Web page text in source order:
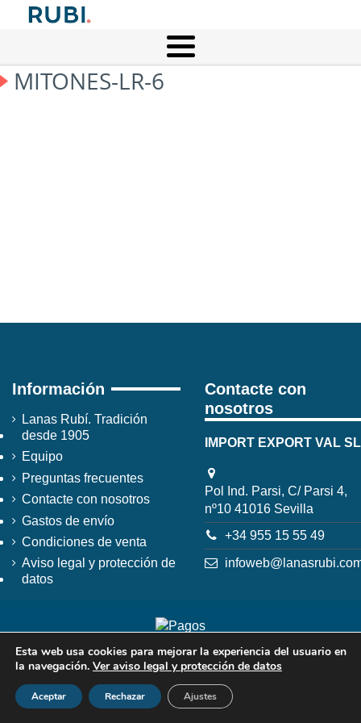
MITONES-LR-6
Información
Lanas Rubí. Tradición
desde 1905
Equipo
Preguntas frecuentes
Contacte con nosotros
Gastos de envío
Condiciones de venta
Aviso legal y protección de
datos
Contacte con
nosotros
IMPORT EXPORT VAL SL
Pol Ind. Parsi, C/ Parsi 4,
nº10 41016 Sevilla
+34 955 15 55 49
Esta web usa cookies para mejorar la experiencia del usuario en
la navegación. Ver aviso legal y protección de datos
Aceptar Rechazar Ajustes